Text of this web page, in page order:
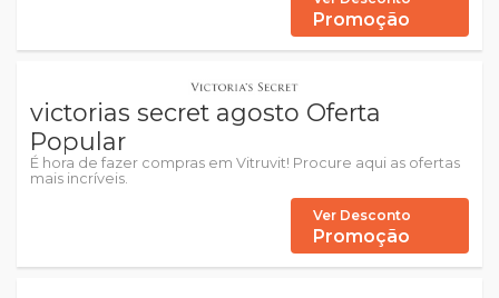
Promoção
victorias secret agosto Oferta
Popular
É hora de fazer compras em Vitruvit! Procure aqui as ofertas
mais incríveis.
Ver Desconto
Promoção